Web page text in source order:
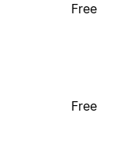
Free
Free